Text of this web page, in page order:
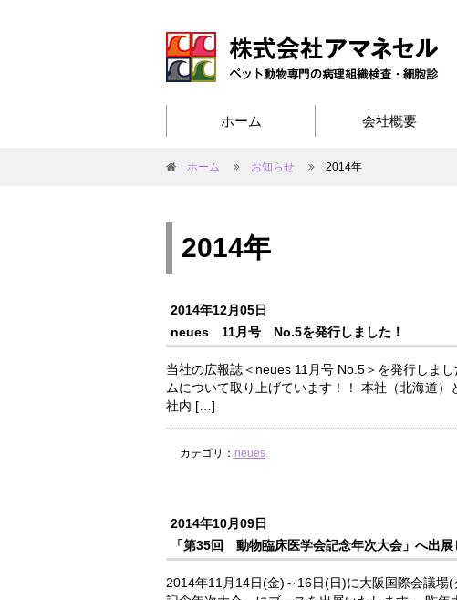
ホーム 会社概要
ホーム お知らせ 2014年
2014年
2014年12月05日
neues 11月号 No.5を発行しました！
当社の広報誌＜neues 11月号 No.5＞を発行しま
ムについて取り上げています！！ 本社（北海道
社内 […]
カテゴリ： neues
2014年10月09日
「第35回 動物臨床医学会記念年次大会」へ出展
2014年11月14日(金)～16日(日)に大阪国際会議